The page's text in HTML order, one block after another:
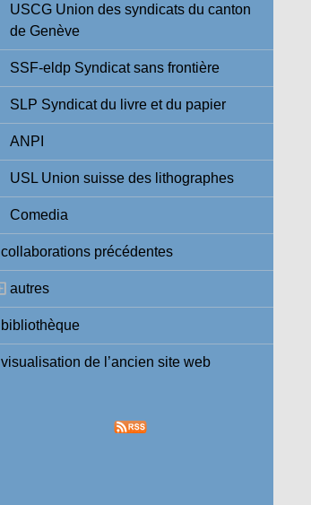
USCG Union des syndicats du canton
de Genève
SSF-eldp Syndicat sans frontière
SLP Syndicat du livre et du papier
ANPI
USL Union suisse des lithographes
Comedia
collaborations précédentes
autres
bibliothèque
visualisation de l’ancien site web